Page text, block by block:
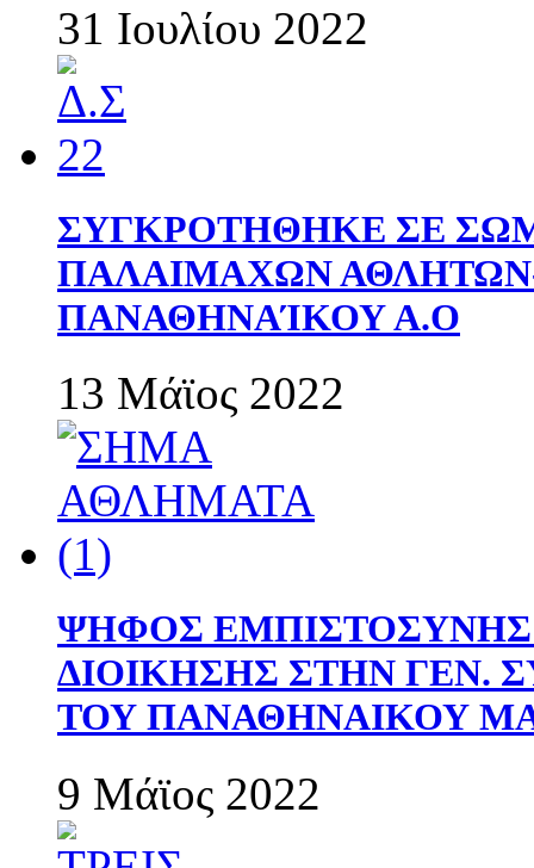
31 Ιουλίου 2022
ΣΥΓΚΡΟΤΗΘΗΚΕ ΣΕ
ΠΑΛΑΙΜΑΧΩΝ
ΠΑΝΑΘΗΝΑΊΚΟΥ Α.Ο
13 Μάϊος 2022
ΨΗΦΟΣ
ΔΙΟΙΚΗΣΗΣ ΣΤΗΝ ΓΕΝ.
ΤΟΥ ΠΑΝΑΘΗΝΑΙΚΟΥ
9 Μάϊος 2022